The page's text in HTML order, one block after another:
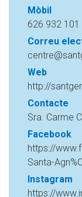
Mòbil
626 932 101
Correu
Web
http://
Contacte
Sra. Carme
Facebook
https://
Santa-
Instagram
https://